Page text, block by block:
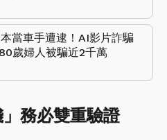
當車手遭逮！AI影片詐騙
歲婦人被騙近2千萬
務必雙重驗證